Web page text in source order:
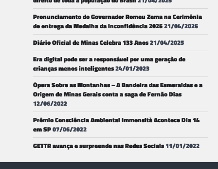
Pronunciamento do Governador Romeu Zema na Cerimônia
de entrega da Medalha da Inconfidência 202521/04/2025
Diário Oficial de Minas Celebra 133 Anos21/04/2025
Era digital pode ser a responsável por uma geração de
crianças menos inteligentes24/01/2023
Ópera Sobre as Montanhas – A Bandeira das Esmeraldas e a
Origem de Minas Gerais conta a saga de Fernão Dias
12/06/2022
Prêmio Consciência Ambiental Immensità Acontece Dia 14
em SP07/06/2022
GETTR avança e surpreende nas Redes Sociais11/01/2022